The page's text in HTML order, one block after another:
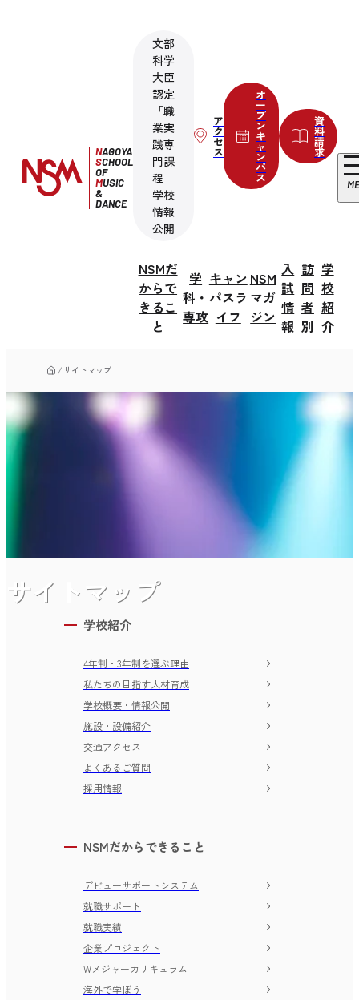
NAGOYA
SCHOOL
OF
MUSIC
&
DANCE
文部
科学
大臣
認定
「職
業実
践専
門課
程」
学校
情報
公開
ア
ク
セ
ス
オ
ー
プ
ン
キ
ャ
ン
パ
ス
資
料
請
求
NSMだ
からで
きるこ
と
学
科・
専攻
キャン
パスラ
イフ
NSM
マガ
ジン
入
試
情
報
訪
問
者
別
学
校
紹
介
サイトマップ
サイトマップ
学校紹介
4年制・3年制を選ぶ理由
私たちの目指す人材育成
学校概要・情報公開
施設・設備紹介
交通アクセス
よくあるご質問
採用情報
NSMだからできること
デビューサポートシステム
就職サポート
就職実績
企業プロジェクト
Wメジャーカリキュラム
海外で学ぼう